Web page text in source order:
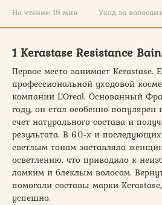
На чтение: 19 мин Уход за
1 Kerastase Resistance
Первое место занимает Kerastase.
профессиональной уходовой
компании L’Oreal. Основанный
году, он стал особенно популярен
счет натурального состава и
результата. В 60-х и последующих
светлым тонам заставляла
осветлению, что приводило к
ломким и блеклым волосам.
помогали составы марки
успешно.